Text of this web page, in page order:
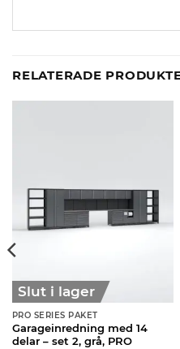
RELATERADE
Slut i lager
PRO SERIES PAKET
Garageinredning med 14
delar – set 2, grå, PRO